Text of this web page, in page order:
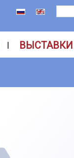
| ВЫСТАВКИ